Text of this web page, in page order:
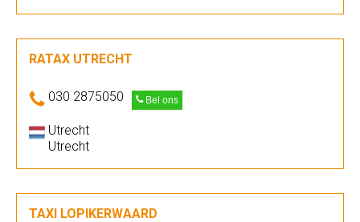
RATAX UTRECHT
030 2875050 Bel ons
Utrecht
Utrecht
TAXI LOPIKERWAARD